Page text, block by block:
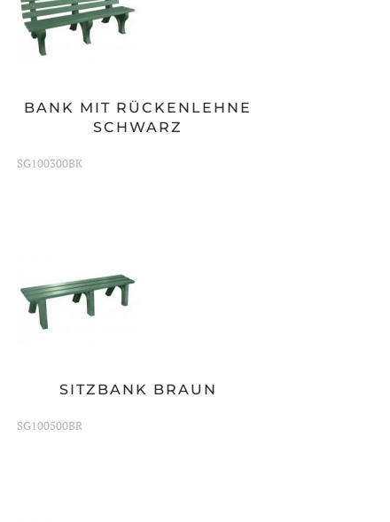
BANK MIT RÜCKENLEHNE
SCHWARZ
SG100300BK
SITZBANK BRAUN
SG100500BR